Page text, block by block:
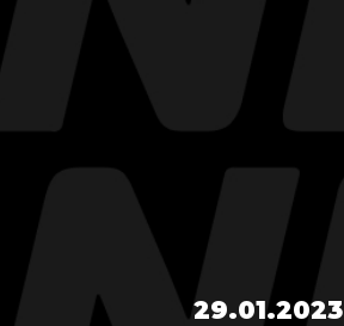
29.01.2023